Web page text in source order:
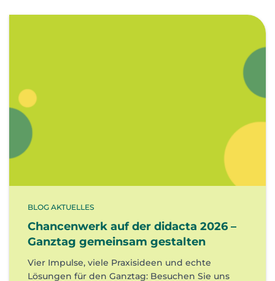
BLOG AKTUELLES
Chancenwerk auf der didacta 2026 –
Ganztag gemeinsam gestalten
Vier Impulse, viele Praxisideen und echte
Lösungen für den Ganztag: Besuchen Sie uns